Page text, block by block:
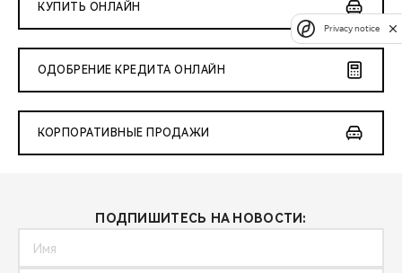
КУПИТЬ ОНЛАЙН
ОДОБРЕНИЕ КРЕДИТА ОНЛАЙН
КОРПОРАТИВНЫЕ ПРОДАЖИ
ПОДПИШИТЕСЬ НА НОВОСТИ:
Privacy notice